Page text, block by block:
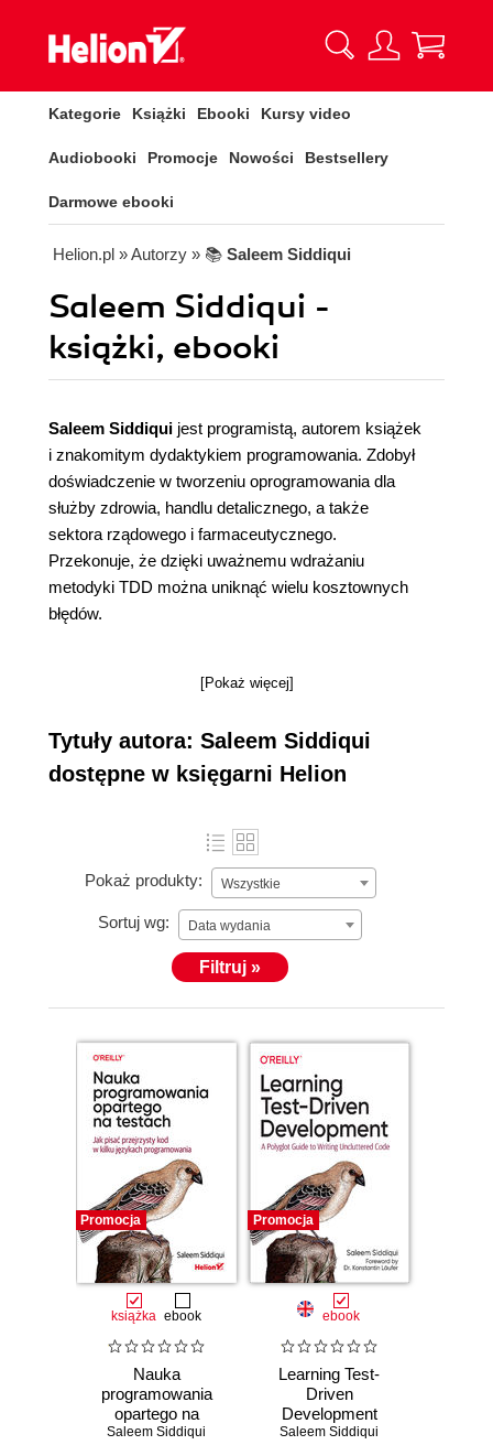
Kategorie Książki Ebooki Kursy video
Audiobooki Promocje Nowości Bestsellery
Darmowe ebooki
Helion.pl » Autorzy » 📚 Saleem Siddiqui
Saleem Siddiqui -
książki, ebooki
Saleem Siddiqui jest programistą, autorem książek
i znakomitym dydaktykiem programowania. Zdobył
doświadczenie w tworzeniu oprogramowania dla
służby zdrowia, handlu detalicznego, a także
sektora rządowego i farmaceutycznego.
Przekonuje, że dzięki uważnemu wdrażaniu
metodyki TDD można uniknąć wielu kosztownych
błędów.
[Pokaż więcej]
Tytuły autora: Saleem Siddiqui
dostępne w księgarni Helion
Pokaż produkty: Wszystkie
Sortuj wg: Data wydania
Filtruj »
Promocja
książka ebook
Nauka
programowania
opartego na
testach. Jak pisać
Saleem Siddiqui
Promocja
ebook
Learning Test-
Driven
Development
Saleem Siddiqui